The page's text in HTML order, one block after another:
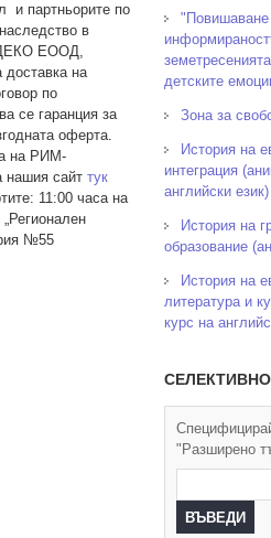
и партньорите по
в
ДЕКО ЕООД,
на
по
се гаранция за
оферта.
на РИМ-
нашия сайт тук
11:00 часа на
№55
"Повишаване
детските
Зона за
История на
интеграция
английски език)
История на
образование
История на
литература и
курс на
"Разширено